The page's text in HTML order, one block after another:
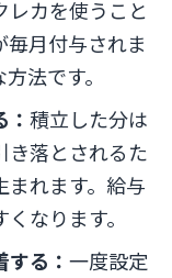
レカを使うこと
月付与されま
法です。
積立した分は
き落とされるた
まれます。給与
なります。
る： 一度設定